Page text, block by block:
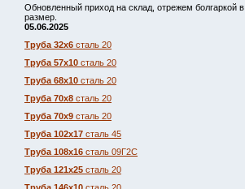
Обновленный приход на склад, отрежем болгаркой в
размер.
05.06.2025
Труба 32х6 сталь 20
Труба 57х10 сталь 20
Труба 68х10 сталь 20
Труба 70х8 сталь 20
Труба 70х9 сталь 20
Труба 102х17 сталь 45
Труба 108х16 сталь 09Г2С
Труба 121х25 сталь 20